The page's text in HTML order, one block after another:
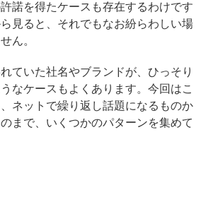
諾を得たケースも存在するわけです
見ると、それでもなお紛らわしい場
ん。
ていた社名やブランドが、ひっそり
なケースもよくあります。今回はこ
ネットで繰り返し話題になるものか
まで、いくつかのパターンを集めて